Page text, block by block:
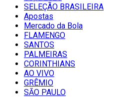
SELEÇÃO BRASILEIRA
Apostas
Mercado da Bola
FLAMENGO
SANTOS
PALMEIRAS
CORINTHIANS
AO VIVO
GRÊMIO
SĀO PAULO